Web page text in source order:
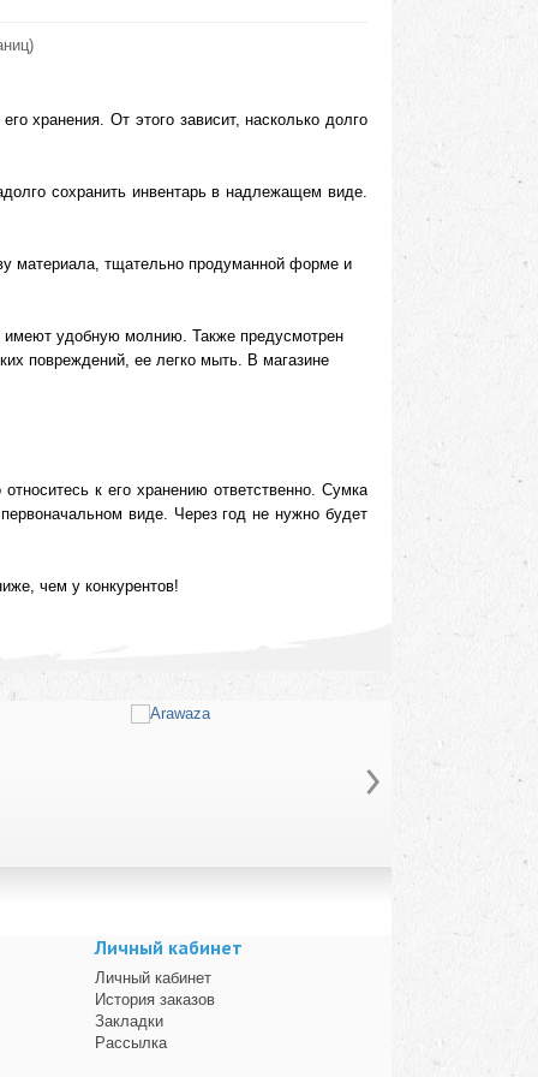
хранения. От этого зависит, насколько долго
сохранить инвентарь в надлежащем виде.
материала, тщательно продуманной форме и
имеют удобную молнию. Также предусмотрен
повреждений, ее легко мыть. В магазине
к его хранению ответственно. Сумка
виде. Через год не нужно будет
чем у конкурентов!
Личный кабинет
Личный кабинет
История заказов
Закладки
Рассылка